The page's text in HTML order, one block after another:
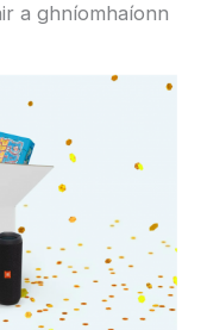
a ghníomhaíonn